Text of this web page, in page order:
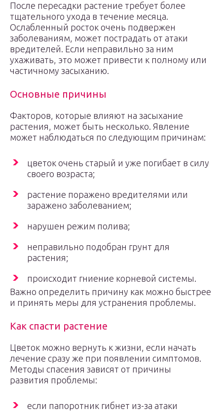
После пересадки растение требует более
тщательного ухода в течение месяца.
Ослабленный росток очень подвержен
заболеваниям, может пострадать от атаки
вредителей. Если неправильно за ним
ухаживать, это может привести к полному или
частичному засыханию.
Основные причины
Факторов, которые влияют на засыхание
растения, может быть несколько. Явление
может наблюдаться по следующим причинам:
цветок очень старый и уже погибает в силу
своего возраста;
растение поражено вредителями или
заражено заболеванием;
нарушен режим полива;
неправильно подобран грунт для
растения;
происходит гниение корневой системы.
Важно определить причину как можно быстрее
и принять меры для устранения проблемы.
Как спасти растение
Цветок можно вернуть к жизни, если начать
лечение сразу же при появлении симптомов.
Методы спасения зависят от причины
развития проблемы:
если папоротник гибнет из-за атаки